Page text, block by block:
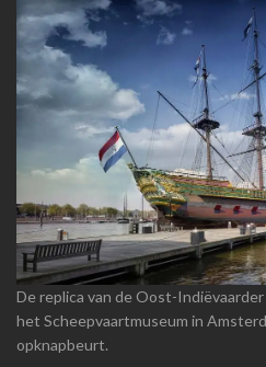
De replica van de Oost-
het Scheepvaartmuseum in
opknapbeurt.